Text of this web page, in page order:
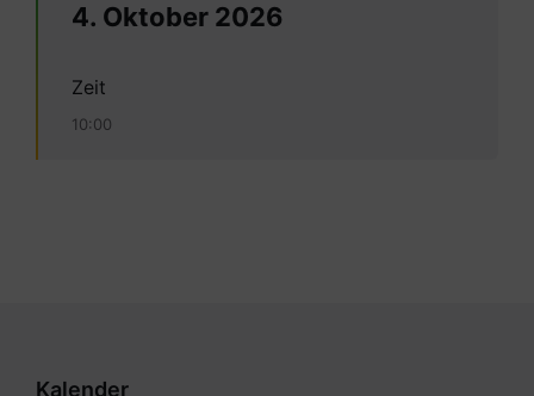
4. Oktober 2026
Zeit
10:00
Kalender